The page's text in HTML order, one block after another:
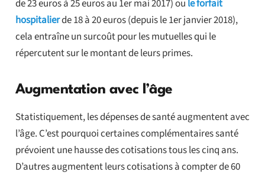
de 23 euros à 25 euros au 1er mai 2017) ou le forfait
hospitalierde 18 à 20 euros (depuis le 1er janvier 2018),
cela entraîne un surcoût pour les mutuelles qui le
répercutent sur le montant de leurs primes.
Augmentation avec l’âge
Statistiquement, les dépenses de santé augmentent avec
l’âge. C’est pourquoi certaines complémentaires santé
prévoient une hausse des cotisations tous les cinq ans.
D’autres augmentent leurs cotisations à compter de 60